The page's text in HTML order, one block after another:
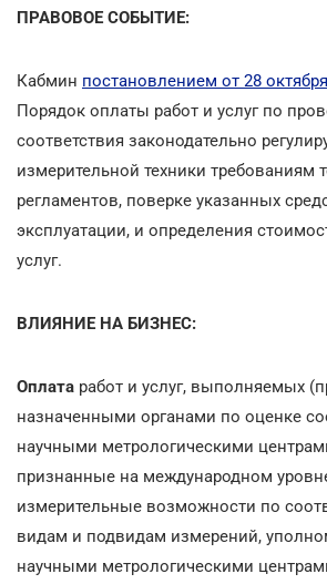
ПРАВОВОЕ СОБЫТИЕ:
Кабмин постановлением от 28
Порядок оплаты работ и услуг по
соответствия законодательно
измерительной техники требованиям
регламентов, поверке указанных
эксплуатации, и определения
услуг.
ВЛИЯНИЕ НА БИЗНЕС:
Оплата работ и услуг, выполняемых
назначенными органами по оценке
научными метрологическими
признанные на международном
измерительные возможности по
видам и подвидам измерений,
научными метрологическими